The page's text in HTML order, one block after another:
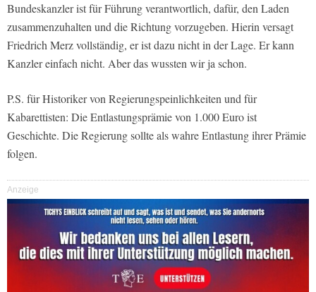
Bundeskanzler ist für Führung verantwortlich, dafür, den Laden
zusammenzuhalten und die Richtung vorzugeben. Hierin versagt
Friedrich Merz vollständig, er ist dazu nicht in der Lage. Er kann
Kanzler einfach nicht. Aber das wussten wir ja schon.
P.S. für Historiker von Regierungspeinlichkeiten und für
Kabarettisten: Die Entlastungsprämie von 1.000 Euro ist
Geschichte. Die Regierung sollte als wahre Entlastung ihrer Prämie
folgen.
Anzeige